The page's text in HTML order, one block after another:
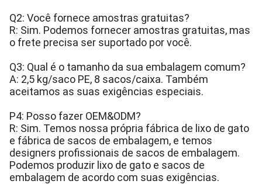
Q2: Você fornece amostras gratuitas?
R: Sim. Podemos fornecer amostras gratuitas, mas
o frete precisa ser suportado por você.
Q3: Qual é o tamanho da sua embalagem comum?
A: 2,5 kg/saco PE, 8 sacos/caixa. Também
aceitamos as suas exigências especiais.
P4: Posso fazer OEM&ODM?
R: Sim. Temos nossa própria fábrica de lixo de gato
e fábrica de sacos de embalagem, e temos
designers profissionais de sacos de embalagem.
Podemos produzir lixo de gato e sacos de
embalagem de acordo com suas exigências.